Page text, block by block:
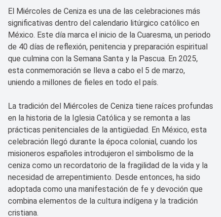
El Miércoles de Ceniza es una de las celebraciones más
significativas dentro del calendario litúrgico católico en
México. Este día marca el inicio de la Cuaresma, un periodo
de 40 días de reflexión, penitencia y preparación espiritual
que culmina con la Semana Santa y la Pascua. En 2025,
esta conmemoración se lleva a cabo el 5 de marzo,
uniendo a millones de fieles en todo el país.
La tradición del Miércoles de Ceniza tiene raíces profundas
en la historia de la Iglesia Católica y se remonta a las
prácticas penitenciales de la antigüedad. En México, esta
celebración llegó durante la época colonial, cuando los
misioneros españoles introdujeron el simbolismo de la
ceniza como un recordatorio de la fragilidad de la vida y la
necesidad de arrepentimiento. Desde entonces, ha sido
adoptada como una manifestación de fe y devoción que
combina elementos de la cultura indígena y la tradición
cristiana.